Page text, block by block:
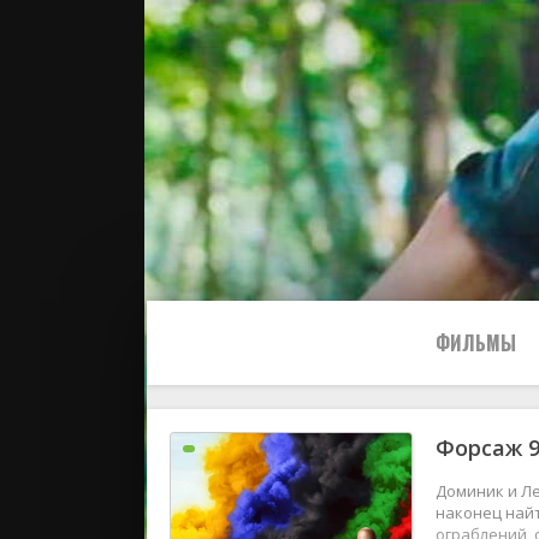
ФИЛЬМЫ
Все
2024
Форсаж 9
Доминик и
наконец